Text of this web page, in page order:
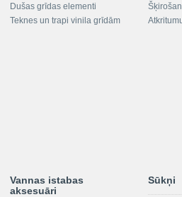
Dušas grīdas elementi
Teknes un trapi vinila grīdām
Vannas istabas
aksesuāri
Sūkņi